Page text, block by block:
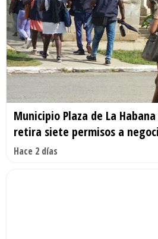
Municipio Plaza de La
retira siete permisos a
Hace 2 días